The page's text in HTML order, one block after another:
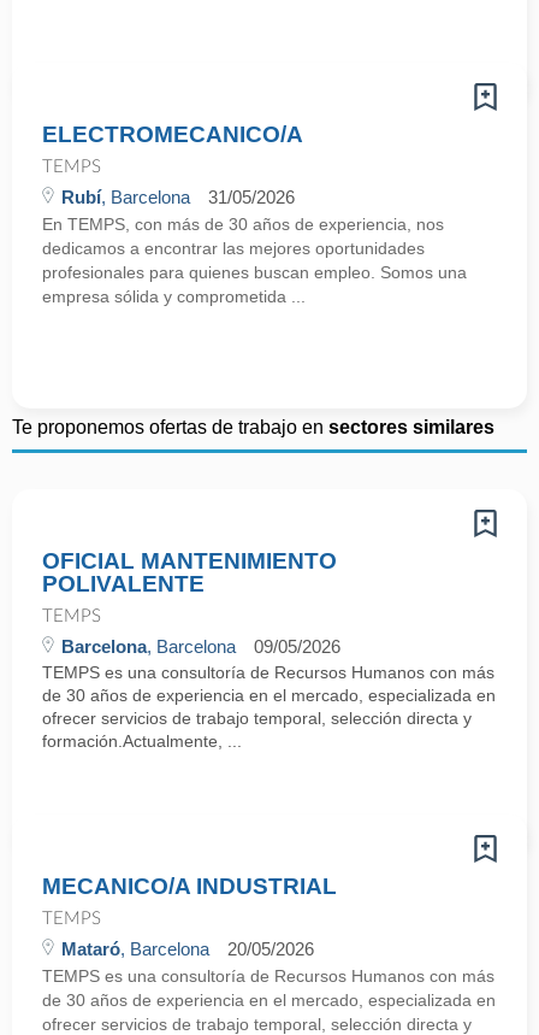
ELECTROMECANICO/A
TEMPS
Rubí, Barcelona 31/05/2026
En TEMPS, con más de 30 años de experiencia, nos
dedicamos a encontrar las mejores oportunidades
profesionales para quienes buscan empleo. Somos una
empresa sólida y comprometida ...
Te proponemos ofertas de trabajo en sectores similares
OFICIAL MANTENIMIENTO
POLIVALENTE
TEMPS
Barcelona, Barcelona 09/05/2026
TEMPS es una consultoría de Recursos Humanos con más
de 30 años de experiencia en el mercado, especializada en
ofrecer servicios de trabajo temporal, selección directa y
formación.Actualmente, ...
MECANICO/A INDUSTRIAL
TEMPS
Mataró, Barcelona 20/05/2026
TEMPS es una consultoría de Recursos Humanos con más
de 30 años de experiencia en el mercado, especializada en
ofrecer servicios de trabajo temporal, selección directa y